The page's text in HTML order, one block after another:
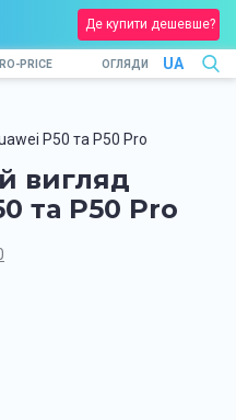
Де купити дешевше?
PRICE ОГЛЯДИ UA
P50 та P50 Pro
вигляд
та P50 Pro